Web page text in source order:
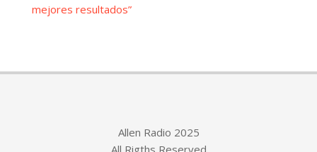
mejores resultados”
Allen Radio 2025
All Rigths Reserved